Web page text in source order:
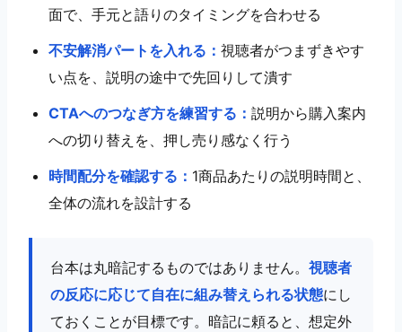
面で、手元と語りのタイミングを合わせる
不安解消パートを入れる：視聴者がつまずきやす
い点を、説明の途中で先回りして潰す
CTAへのつなぎ方を練習する：説明から購入案内
への切り替えを、押し売り感なく行う
時間配分を確認する： 1商品あたりの説明時間と、
全体の流れを設計する
台本は丸暗記するものではありません。 視聴者
の反応に応じて自在に組み替えられる状態にし
ておくことが目標です。暗記に頼ると、想定外
11｜出演者育成で失敗する企業の共通点
積
13｜出演者育成チェックリスト
14｜まとめ｜出演者育成は「売れるライブ接客人材」
この記事の要点整理